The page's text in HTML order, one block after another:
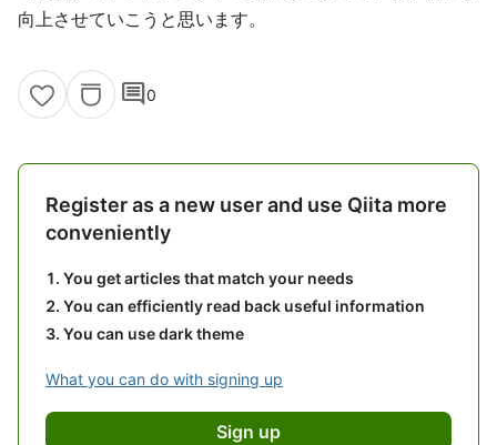
向上させていこうと思います。
comment0
Register as a new user and use Qiita more
conveniently
You get articles that match your needs
You can efficiently read back useful information
You can use dark theme
What you can do with signing up
Sign up